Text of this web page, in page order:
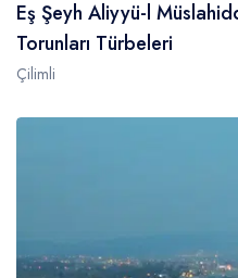
Eş Şeyh Aliyyü-l
Torunları Türbeleri
Çilimli